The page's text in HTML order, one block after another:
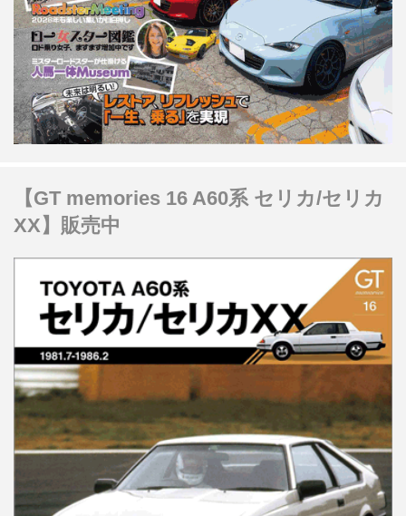
【GT memories 16 A60系 セリカ/セリカ
XX】販売中